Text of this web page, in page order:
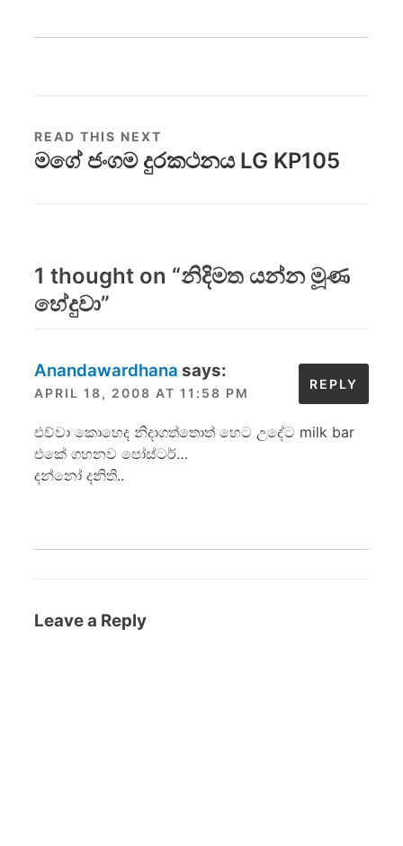
READ THIS NEXT
මගේ ජංගම දුරකථනය LG KP105
1 thought on “නිදිමත යන්න මූණ
හේදුවා”
Anandawardhana says:
APRIL 18, 2008 AT 11:58 PM
එව්වා කොහෙද නිදාගත්තොත් හෙට උදේට milk bar
එකේ ගහනව පෝස්ටර්…
දන්නෝ දනිති..
REPLY
Leave a Reply